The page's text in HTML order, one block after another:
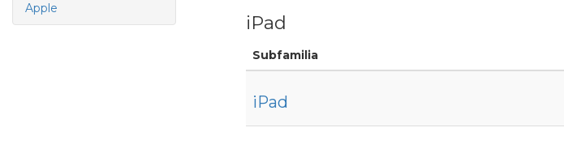
Apple
iPad
Subfamilia
iPad